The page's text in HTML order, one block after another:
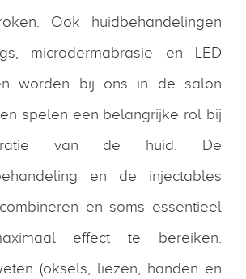
Ook huidbehandelingen
microdermabrasie en LED
worden bij ons in de salon
spelen een belangrijke rol bij
van de huid. De
en de injectables
en soms essentieel
effect te bereiken.
(oksels, liezen, handen en